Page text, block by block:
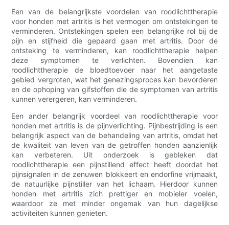
Een van de belangrijkste voordelen van roodlichttherapie
voor honden met artritis is het vermogen om ontstekingen te
verminderen. Ontstekingen spelen een belangrijke rol bij de
pijn en stijfheid die gepaard gaan met artritis. Door de
ontsteking te verminderen, kan roodlichttherapie helpen
deze symptomen te verlichten. Bovendien kan
roodlichttherapie de bloedtoevoer naar het aangetaste
gebied vergroten, wat het genezingsproces kan bevorderen
en de ophoping van gifstoffen die de symptomen van artritis
kunnen verergeren, kan verminderen.
Een ander belangrijk voordeel van roodlichttherapie voor
honden met artritis is de pijnverlichting. Pijnbestrijding is een
belangrijk aspect van de behandeling van artritis, omdat het
de kwaliteit van leven van de getroffen honden aanzienlijk
kan verbeteren. Uit onderzoek is gebleken dat
roodlichttherapie een pijnstillend effect heeft doordat het
pijnsignalen in de zenuwen blokkeert en endorfine vrijmaakt,
de natuurlijke pijnstiller van het lichaam. Hierdoor kunnen
honden met artritis zich prettiger en mobieler voelen,
waardoor ze met minder ongemak van hun dagelijkse
activiteiten kunnen genieten.